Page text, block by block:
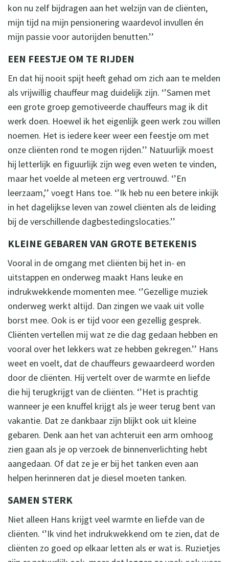
kon nu zelf bijdragen aan het welzijn van de cliënten,
mijn tijd na mijn pensionering waardevol invullen én
mijn passie voor autorijden benutten.’’
EEN FEESTJE OM TE RIJDEN
En dat hij nooit spijt heeft gehad om zich aan te melden
als vrijwillig chauffeur mag duidelijk zijn. ‘’Samen met
een grote groep gemotiveerde chauffeurs mag ik dit
werk doen. Hoewel ik het eigenlijk geen werk zou willen
noemen. Het is iedere keer weer een feestje om met
onze cliënten rond te mogen rijden.’’ Natuurlijk moest
hij letterlijk en figuurlijk zijn weg even weten te vinden,
maar het voelde al meteen erg vertrouwd. ‘’En
leerzaam,’’ voegt Hans toe. ‘’Ik heb nu een betere inkijk
in het dagelijkse leven van zowel cliënten als de leiding
bij de verschillende dagbestedingslocaties.’’
KLEINE GEBAREN VAN GROTE BETEKENIS
Vooral in de omgang met cliënten bij het in- en
uitstappen en onderweg maakt Hans leuke en
indrukwekkende momenten mee. ‘’Gezellige muziek
onderweg werkt altijd. Dan zingen we vaak uit volle
borst mee. Ook is er tijd voor een gezellig gesprek.
Cliënten vertellen mij wat ze die dag gedaan hebben en
vooral over het lekkers wat ze hebben gekregen.’’ Hans
weet en voelt, dat de chauffeurs gewaardeerd worden
door de cliënten. Hij vertelt over de warmte en liefde
die hij terugkrijgt van de cliënten. ‘’Het is prachtig
wanneer je een knuffel krijgt als je weer terug bent van
vakantie. Dat ze dankbaar zijn blijkt ook uit kleine
gebaren. Denk aan het van achteruit een arm omhoog
zien gaan als je op verzoek de binnenverlichting hebt
aangedaan. Of dat ze je er bij het tanken even aan
helpen herinneren dat je diesel moeten tanken.
SAMEN STERK
Niet alleen Hans krijgt veel warmte en liefde van de
cliënten. ‘’Ik vind het indrukwekkend om te zien, dat de
cliënten zo goed op elkaar letten als er wat is. Ruzietjes